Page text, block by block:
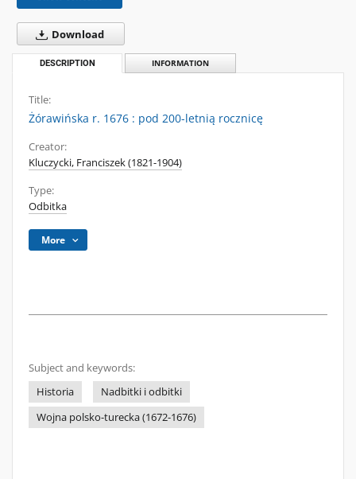
Download
DESCRIPTION INFORMATION
Title:
Żórawińska r. 1676 : pod 200-letnią rocznicę
Creator:
Kluczycki, Franciszek (1821-1904)
Type:
Odbitka
More
Subject and keywords:
Historia
Nadbitki i odbitki
Wojna polsko-turecka (1672-1676)